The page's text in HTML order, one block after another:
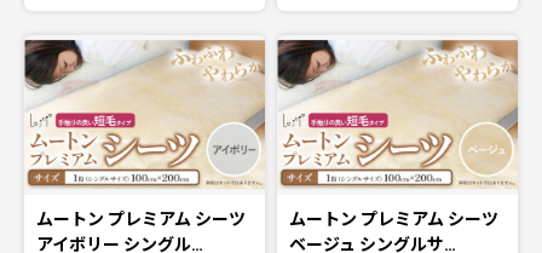
ムートン プレミアム シーツ
アイボリー シングル…
ムートン プレミアム シーツ
ベージュ シングルサ…